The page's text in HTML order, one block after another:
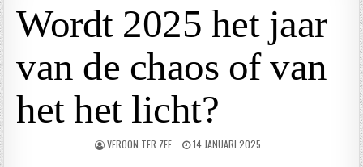
Wordt 2025 het jaar
van de chaos of van
het het licht?
VEROON TER ZEE 14 JANUARI 2025